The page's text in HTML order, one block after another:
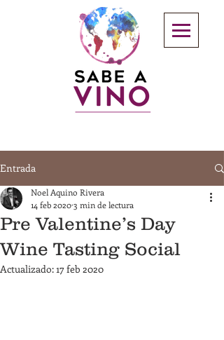
Entrada
Pre Valentine’s Day
Wine Tasting Social
Noel Aquino Rivera
14 feb 20203 min de lectura
Actualizado:17 feb 2020